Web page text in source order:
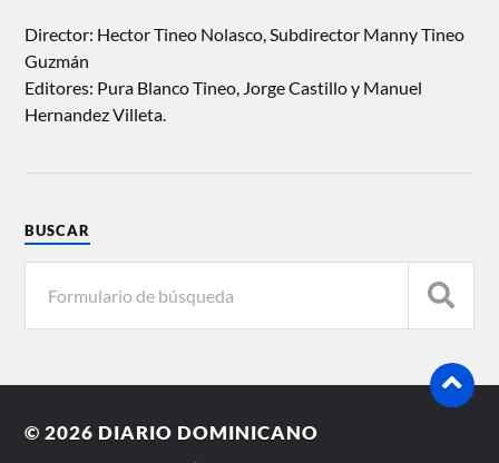
Director: Hector Tineo Nolasco, Subdirector Manny Tineo
Guzmán
Editores: Pura Blanco Tineo, Jorge Castillo y Manuel
Hernandez Villeta.
BUSCAR
© 2026 DIARIO DOMINICANO